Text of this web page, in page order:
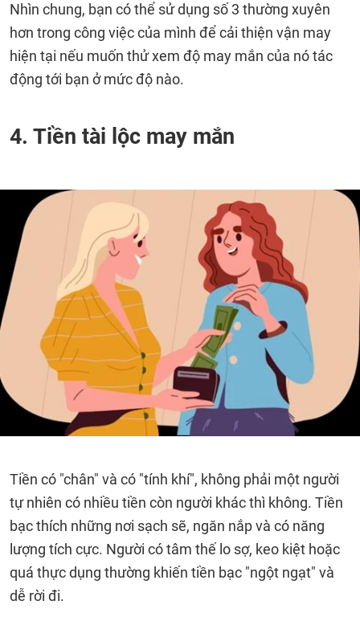
Nhìn chung, bạn có thể sử dụng số 3 thường xuyên
hơn trong công việc của mình để cải thiện vận may
hiện tại nếu muốn thử xem độ may mắn của nó tác
động tới bạn ở mức độ nào.
4. Tiền tài lộc may mắn
Tiền có "chân" và có "tính khí", không phải một người
tự nhiên có nhiều tiền còn người khác thì không. Tiền
bạc thích những nơi sạch sẽ, ngăn nắp và có năng
lượng tích cực. Người có tâm thế lo sợ, keo kiệt hoặc
quá thực dụng thường khiến tiền bạc "ngột ngạt" và
dễ rời đi.